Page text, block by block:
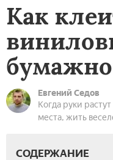
Как
Евгений Седов
Когда руки
места, жить
СОДЕРЖАНИЕ